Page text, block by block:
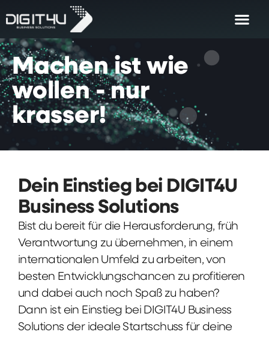
Machen ist wie
wollen - nur
krasser!
Dein Einstieg bei DIGIT4U
Business Solutions
Bist du bereit für die Herausforderung, früh
Verantwortung zu übernehmen, in einem
internationalen Umfeld zu arbeiten, von
besten Entwicklungschancen zu profitieren
und dabei auch noch Spaß zu haben?
Dann ist ein Einstieg bei DIGIT4U Business
Solutions der ideale Startschuss für deine